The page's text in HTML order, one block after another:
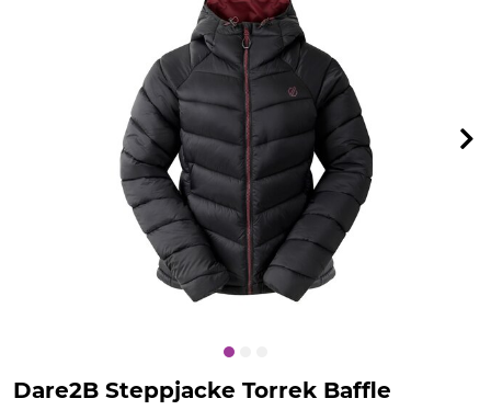
Dare2B Steppjacke Torrek Baffle